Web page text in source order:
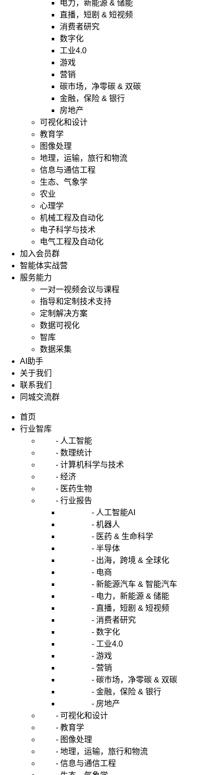
电力，新能源 & 储能
直播，短剧 & 短视频
消费者研究
数字化
工业4.0
游戏
营销
碳市场，净零碳 & 双碳
金融，保险 & 银行
房地产
可视化和设计
教育学
图像处理
地理，运输，旅行和物流
信息与通信工程
生态、气象学
农业
心理学
机械工程及自动化
电子科学与技术
电气工程及自动化
加入会员群
智能体实战营
服务能力
一对一视频会议与课程
指导和定制技术支持
定制解决方案
数据可视化
智库
数据采集
AI助手
关于我们
联系我们
同城交流群
首页
行业智库
- 人工智能
- 数理统计
- 计算机科学与技术
- 经济
- 医药生物
- 行业报告
- 人工智能AI
- 机器人
- 医药 & 生命科学
- 半导体
- 出海，跨境 & 全球化
- 电商
- 新能源汽车 & 智能汽车
- 电力，新能源 & 储能
- 直播，短剧 & 短视频
- 消费者研究
- 数字化
- 工业4.0
- 游戏
- 营销
- 碳市场，净零碳 & 双碳
- 金融，保险 & 银行
- 房地产
- 可视化和设计
- 教育学
- 图像处理
- 地理，运输，旅行和物流
- 信息与通信工程